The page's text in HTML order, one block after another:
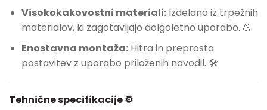
Visokokakovostni materiali:Izdelano iz trpežnih
materialov, ki zagotavljajo dolgoletno uporabo. 💪
Enostavna montaža:Hitra in preprosta
postavitev z uporabo priloženih navodil. 🛠️
Tehnične specifikacije ⚙️